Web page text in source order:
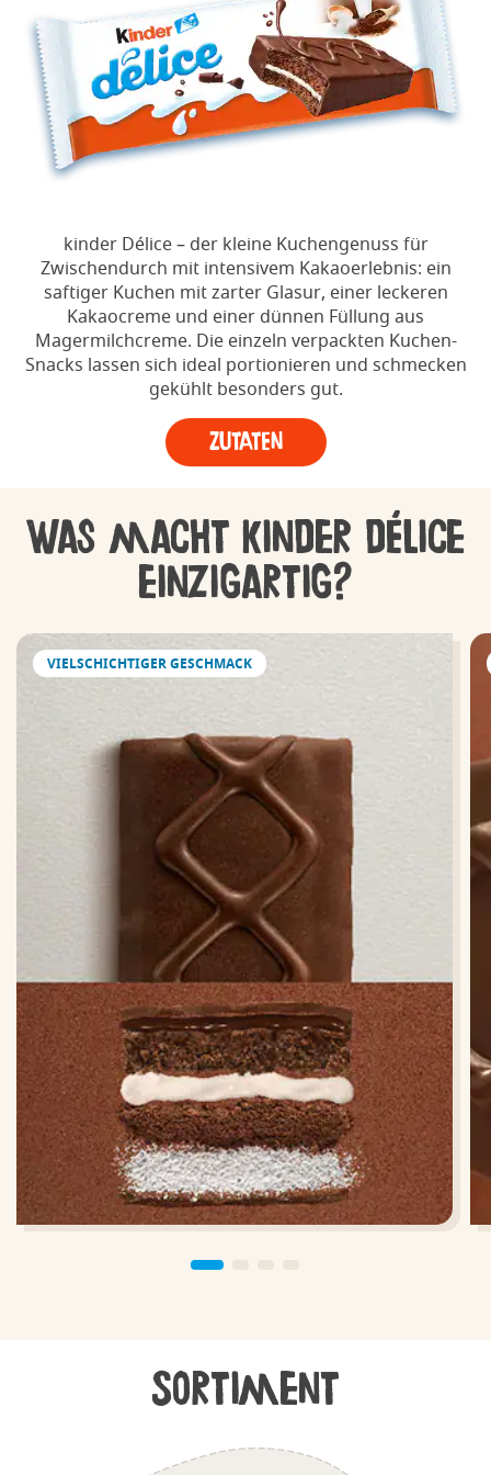
kinder Délice – der kleine Kuchengenuss für
Zwischendurch mit intensivem Kakaoerlebnis: ein
saftiger Kuchen mit zarter Glasur, einer leckeren
Kakaocreme und einer dünnen Füllung aus
Magermilchcreme. Die einzeln verpackten Kuchen-
Snacks lassen sich ideal portionieren und schmecken
gekühlt besonders gut.
Zutaten
Was macht kinder délice
einzigartig?
VIELSCHICHTIGER GESCHMACK
Sortiment